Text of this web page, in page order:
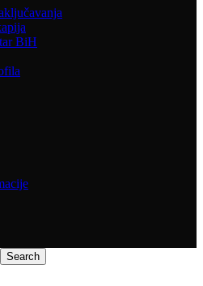
BiH
Search